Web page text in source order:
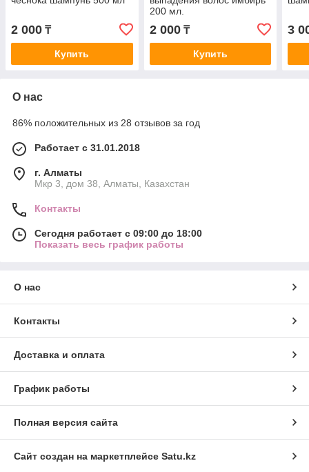
2 000 ₸
Купить
200 мл.
2 000₸
Купить
3
О нас
86% положительных из 28 отзывов за год
Работает с 31.01.2018
г. Алматы
Мкр 3, дом 38, Алматы, Казахстан
Контакты
Сегодня работает с 09:00 до 18:00
Показать весь график работы
О нас
Контакты
Доставка и оплата
График работы
Полная версия сайта
Сайт создан на маркетплейсе Satu.kz